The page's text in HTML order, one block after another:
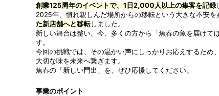
創業125周年のイベントで、1日2,000人以上の集客を記録
2025年、慣れ親しんだ場所からの移転という大きな不安を
た新店舗へと移転しました。
新しい舞台は整い、今、多くの方から「魚春の魚を届けて
す。
今回の挑戦では、その温かい声にしっかりお応えするため
大切な味を未来へ繋ぎます。
魚春の「新しい門出」を、ぜひ応援してください。
事業のポイント